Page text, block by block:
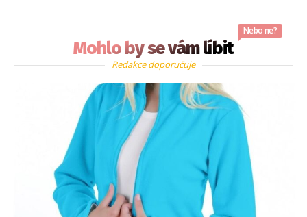
Mohlo by se vám líbit
Nebo ne?
Redakce doporučuje